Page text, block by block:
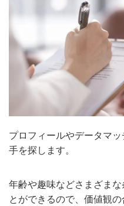
プロフィールやデータマ
手を探します。
年齢や趣味などさまざま
とができるので、価値観